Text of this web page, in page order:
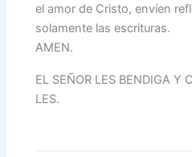
el amor de Cristo, envíen
solamente las escrituras.
AMEN.
EL SEÑOR LES BENDIGA Y
LES.